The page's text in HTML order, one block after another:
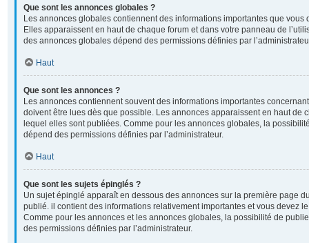
Que sont les annonces globales ?
Les annonces globales contiennent des informations importantes que vous
Elles apparaissent en haut de chaque forum et dans votre panneau de
des annonces globales dépend des permissions définies par
Haut
Que sont les annonces ?
Les annonces contiennent souvent des informations importantes
doivent être lues dès que possible. Les annonces apparaissent en haut de
lequel elles sont publiées. Comme pour les annonces globales, la
dépend des permissions définies par l’administrateur.
Haut
Que sont les sujets épinglés ?
Un sujet épinglé apparaît en dessous des annonces sur la première page
publié. il contient des informations relativement importantes et vous devez
Comme pour les annonces et les annonces globales, la possibilité de
des permissions définies par l’administrateur.